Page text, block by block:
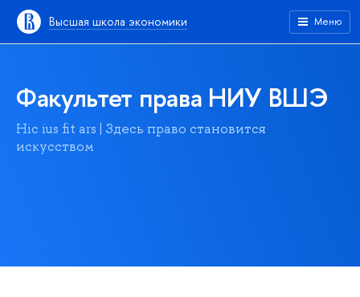
Высшая школа экономики Меню
Факультет права НИУ ВШЭ
Hic ius fit ars | Здесь право становится
искусством